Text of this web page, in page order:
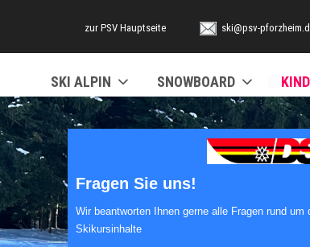
zur PSV Hauptseite ski@psv-
SKI ALPIN SNOWBOARD
Fragen Sie uns!
Wir beantworten Ihnen gerne alle Fragen rund
Skikursinhalte